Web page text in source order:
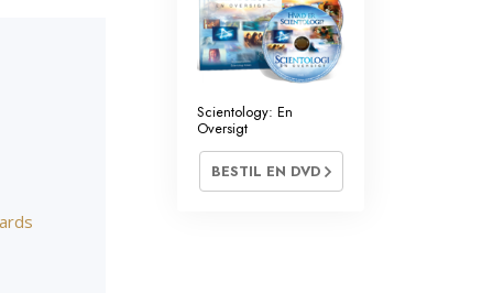
Scientology: En
Oversigt
BESTIL EN DVD